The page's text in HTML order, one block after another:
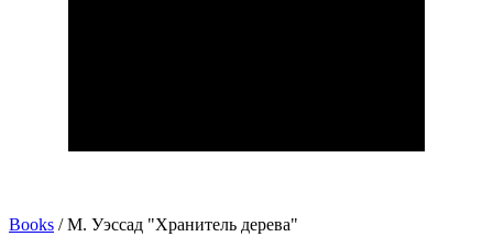
Books / М. Уэссад "Хранитель дерева"